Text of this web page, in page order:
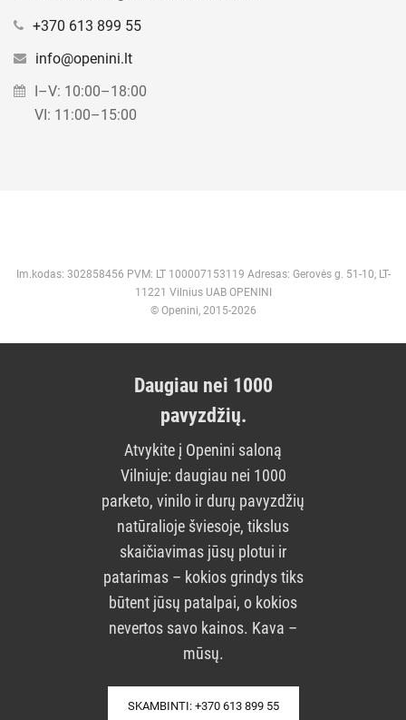
+370 613 899 55
info@openini.lt
I–V: 10:00–18:00
VI: 11:00–15:00
Im.kodas: 302858456 PVM: LT 100007153119 Adresas: Gerovės g. 51-10, LT-
11221 Vilnius UAB OPENINI
© Openini, 2015-2026
Daugiau nei 1000
pavyzdžių.
Atvykite į Openini saloną
Vilniuje: daugiau nei 1000
parketo, vinilo ir durų pavyzdžių
natūralioje šviesoje, tikslus
skaičiavimas jūsų plotui ir
patarimas – kokios grindys tiks
būtent jūsų patalpai, o kokios
nevertos savo kainos. Kava –
mūsų.
SKAMBINTI: +370 613 899 55